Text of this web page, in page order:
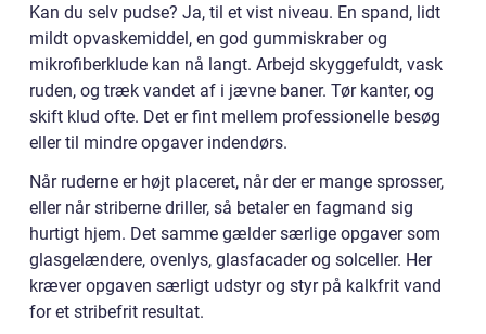
Kan du selv pudse? Ja, til et vist niveau. En spand, lidt
mildt opvaskemiddel, en god gummiskraber og
mikrofiberklude kan nå langt. Arbejd skyggefuldt, vask
ruden, og træk vandet af i jævne baner. Tør kanter, og
skift klud ofte. Det er fint mellem professionelle besøg
eller til mindre opgaver indendørs.
Når ruderne er højt placeret, når der er mange sprosser,
eller når striberne driller, så betaler en fagmand sig
hurtigt hjem. Det samme gælder særlige opgaver som
glasgelændere, ovenlys, glasfacader og solceller. Her
kræver opgaven særligt udstyr og styr på kalkfrit vand
for et stribefrit resultat.